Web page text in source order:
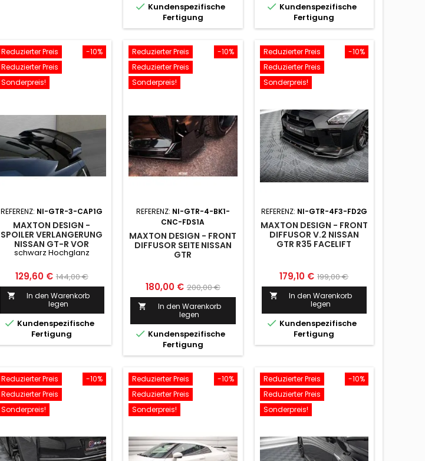
 Kundenspezifische
Fertigung
 Kundenspezifische
Fertigung
-10%
Reduzierter Preis
Reduzierter Preis
Sonderpreis!
REFERENZ: NI-GTR-3-CAP1G
MAXTON DESIGN -
SPOILER VERLANGERUNG
NISSAN GT-R VOR
FACELIFT COUPE (R35-
SCHWARZ HOCHGLANZ
schwarz Hochglanz
Preis
129,60 € Normaler
Preis
144,00 €

In den Warenkorb
legen
 Kundenspezifische
Fertigung
-10%
Reduzierter Preis
Reduzierter Preis
Sonderpreis!
REFERENZ: NI-GTR-4-BK1-
CNC-FDS1A
MAXTON DESIGN - FRONT
DIFFUSOR SEITE NISSAN
GTR
Preis
180,00 € Normaler
Preis
200,00 €

In den Warenkorb
legen
 Kundenspezifische
Fertigung
-10%
Reduzierter Preis
Reduzierter Preis
Sonderpreis!
REFERENZ: NI-GTR-4F3-FD2G
MAXTON DESIGN - FRONT
DIFFUSOR V.2 NISSAN
GTR R35 FACELIFT
Preis
179,10 € Normaler
Preis
199,00 €

In den Warenkorb
legen
 Kundenspezifische
Fertigung
-10%
Reduzierter Preis
Reduzierter Preis
Sonderpreis!
-10%
Reduzierter Preis
Reduzierter Preis
Sonderpreis!
-10%
Reduzierter Preis
Reduzierter Preis
Sonderpreis!